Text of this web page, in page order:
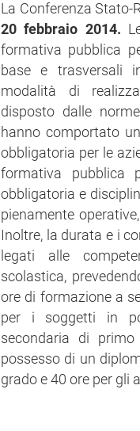
La Conferenza
20 febbraio 2014.
formativa pubblica
base e trasversali
modalità di
disposto dalle
hanno comportato
obbligatoria per le
formativa pubblica
obbligatoria e
pienamente
Inoltre, la durata e i
legati alle
scolastica,
ore di formazione a
per i soggetti in
secondaria di
possesso di un
grado e 40 ore per gli